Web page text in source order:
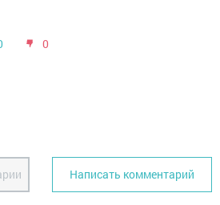
0
Написать комментарий